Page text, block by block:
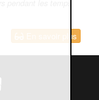
En savoir plus